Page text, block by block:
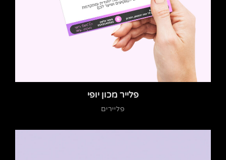
פלייר מכון יופי
פליירים